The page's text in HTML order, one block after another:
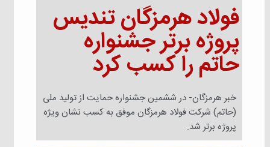
فولاد هرمزگان تندیس
پروژه برتر جشنواره
حاتم را کسب کرد
خبر هرمزگان- در ششمین جشنواره حمایت از تولید ملی
(حاتم) شرکت فولاد هرمزگان موفق به کسب نشان ویژه
پروژه برتر شد.